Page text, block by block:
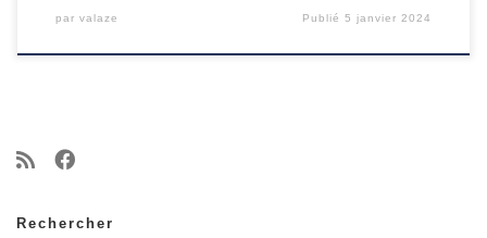
par valaze Publié5 janvier 2024
Rechercher